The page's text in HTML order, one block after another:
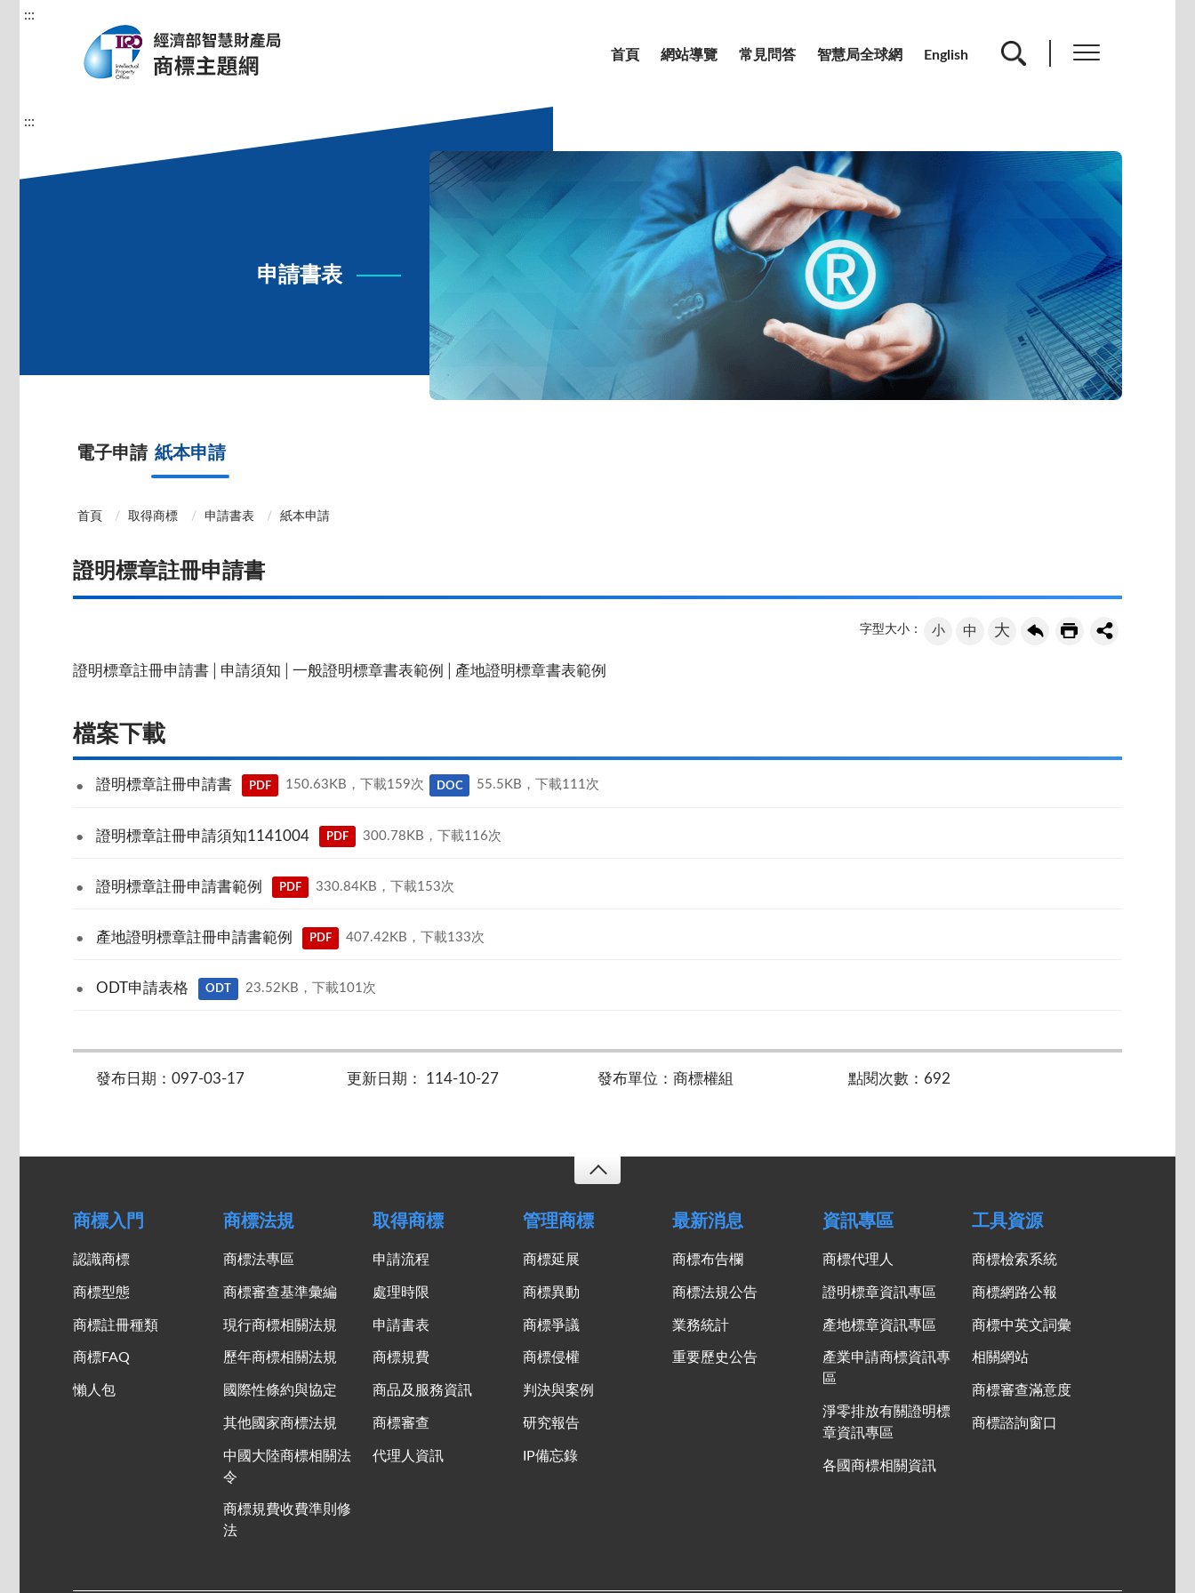
:::
首頁 網站導覽 常見問答 智慧局全球網 English
:::
申請書表
電子申請 紙本申請
首頁 取得商標 申請書表 紙本申請
證明標章註冊申請書
字型大小： 小 中 大
證明標章註冊申請書│申請須知│一般證明標章書表範例│產地證明標章書表範例
檔案下載
證明標章註冊申請書 PDF 150.63KB，下載159次 DOC 55.5KB，下載111次
證明標章註冊申請須知1141004 PDF 300.78KB，下載116次
證明標章註冊申請書範例 PDF 330.84KB，下載153次
產地證明標章註冊申請書範例 PDF 407.42KB，下載133次
ODT申請表格 ODT 23.52KB，下載101次
發布日期：097-03-17 更新日期： 114-10-27 發布單位：商標權組 點閱次數：692
商標入門
認識商標
商標型態
商標註冊種類
商標FAQ
懶人包
商標法規
商標法專區
商標審查基準彙編
現行商標相關法規
歷年商標相關法規
國際性條約與協定
其他國家商標法規
中國大陸商標相關法
令
商標規費收費準則修
法
取得商標
申請流程
處理時限
申請書表
商標規費
商品及服務資訊
商標審查
代理人資訊
管理商標
商標延展
商標異動
商標爭議
商標侵權
判決與案例
研究報告
IP備忘錄
最新消息
商標布告欄
商標法規公告
業務統計
重要歷史公告
資訊專區
商標代理人
證明標章資訊專區
產地標章資訊專區
產業申請商標資訊專
區
淨零排放有關證明標
章資訊專區
各國商標相關資訊
工具資源
商標檢索系統
商標網路公報
商標中英文詞彙
相關網站
商標審查滿意度
商標諮詢窗口